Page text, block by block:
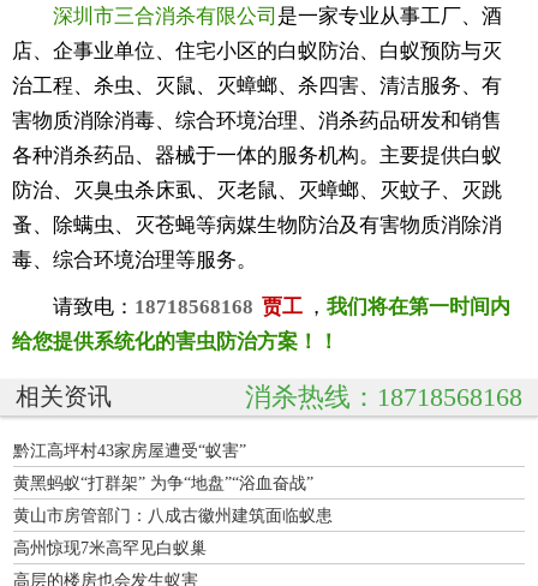
深圳市三合消杀有限公司 是一家专业从事工厂、酒
店、企事业单位、住宅小区的白蚁防治、白蚁预防与灭
治工程、杀虫、灭鼠、灭蟑螂、杀四害、清洁服务、有
害物质消除消毒、综合环境治理、消杀药品研发和销售
各种消杀药品、器械于一体的服务机构。主要提供白蚁
防治、灭臭虫杀床虱、灭老鼠、灭蟑螂、灭蚊子、灭跳
蚤、除螨虫、灭苍蝇等病媒生物防治及有害物质消除消
毒、综合环境治理等服务。
请致电： 18718568168 贾工 ， 我们将在第一时间内
给您提供系统化的害虫防治方案！！
相关资讯 消杀热线：18718568168
黔江高坪村43家房屋遭受“蚁害”
黄黑蚂蚁“打群架” 为争“地盘”“浴血奋战”
黄山市房管部门：八成古徽州建筑面临蚁患
高州惊现7米高罕见白蚁巢
高层的楼房也会发生蚁害